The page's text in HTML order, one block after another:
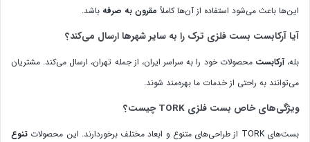
این‌ها باعث می‌شود استفاده از آن‌ها کاملاً مقرون به صرفه باشد.
آیا آرکابست بست فلزی ترک را به سایر شهرها ارسال می‌کند؟
بله،آرکابست محصولات خود را به سراسر ایران، از جمله تهران، ارسال می‌کند. مشتریان
می‌توانند به راحتی از خدمات ما بهره‌مند شوند.
ویژگی‌های خاص بست فلزی TORK چیست؟
بست‌های TORK از طراحی‌های متنوع و ابعاد مختلف برخوردارند. این محصولات
تنوع